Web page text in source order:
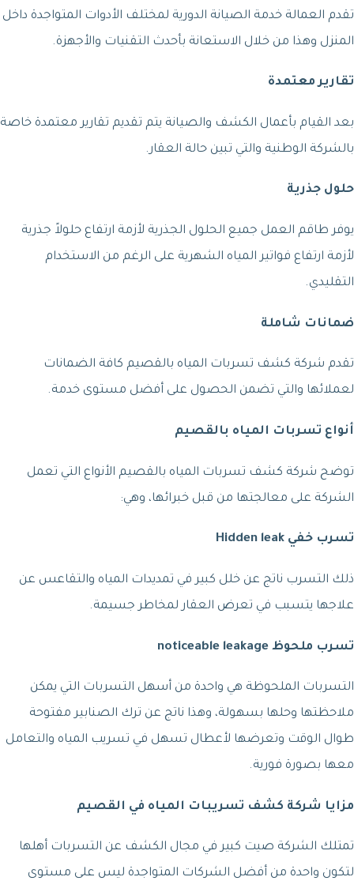
تقدم العمالة خدمة الصيانة الدورية لمختلف الأدوات المتواجدة داخل
المنزل وهذا من خلال الاستعانة بأحدث التقنيات والأجهزة.
تقارير معتمدة
بعد القيام بأعمال الكشف والصيانة يتم تقديم تقارير معتمدة خاصة
بالشركة الوطنية والتي تبين حالة العقار.
حلول جذرية
يوفر طاقم العمل جميع الحلول الجذرية لأزمة ارتفاع حلولاً جذرية
لأزمة ارتفاع فواتير المياه الشهرية على الرغم من الاستخدام
التقليدي.
ضمانات شاملة
تقدم شركة كشف تسربات المياه بالقصيم كافة الضمانات
لعملائها والتي تضمن الحصول على أفضل مستوى خدمة.
أنواع تسربات المياه بالقصيم
توضح شركة كشف تسربات المياه بالقصيم الأنواع التي تعمل
الشركة على معالجتها من قبل خبرائها، وهي:
تسرب خفي Hidden leak
ذلك التسرب ناتج عن خلل كبير في تمديدات المياه والتقاعس عن
علاجها يتسبب في تعرض العقار لمخاطر جسيمة.
تسرب ملحوظ noticeable leakage
التسربات الملحوظة هي واحدة من أسهل التسربات التي يمكن
ملاحظتها وحلها بسهولة، وهذا ناتج عن ترك الصنابير مفتوحة
طوال الوقت وتعرضها لأعطال تسهل في تسريب المياه والتعامل
معها بصورة فورية.
مزايا شركة كشف تسريبات المياه في القصيم
تمتلك الشركة صيت كبير في مجال الكشف عن التسربات أهلها
لتكون واحدة من أفضل الشركات المتواجدة ليس على مستوى